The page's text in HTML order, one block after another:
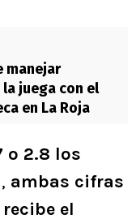
manejar
juega con el
en La Roja
o 2.8 los
ambas cifras
el